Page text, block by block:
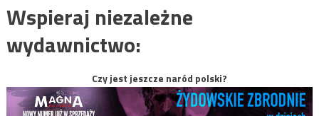
Wspieraj niezależne
wydawnictwo:
Czy jest jeszcze naród polski?